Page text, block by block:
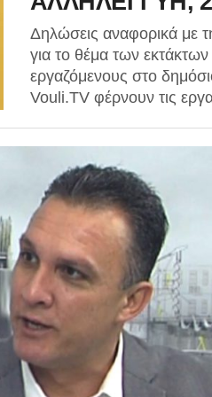
Δηλώσεις αναφορικά με
για το θέμα των
εργαζόμενους στο
Vouli.TV φέρνουν τις